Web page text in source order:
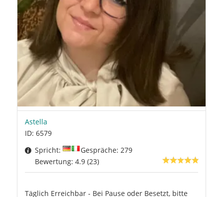
Astella
ID: 6579
Spricht:
Gespräche: 279
Bewertung: 4.9 (23)
Täglich Erreichbar - Bei Pause oder Besetzt, bitte